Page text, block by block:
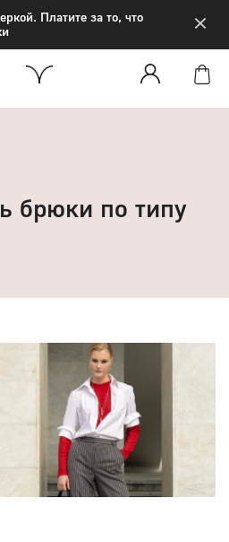
Платите за то, что
×
брюки по типу